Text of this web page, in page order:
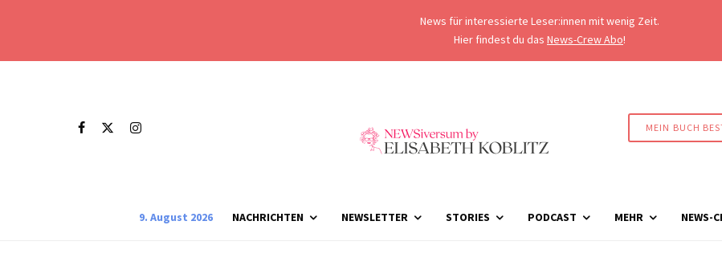
News für interessierte Leser:innen mit wenig Zeit.
Hier findest du das News-Crew Abo!
MEIN BUCH
9. August 2026 NACHRICHTEN NEWSLETTER STORIES PODCAST MEHR NEWS-